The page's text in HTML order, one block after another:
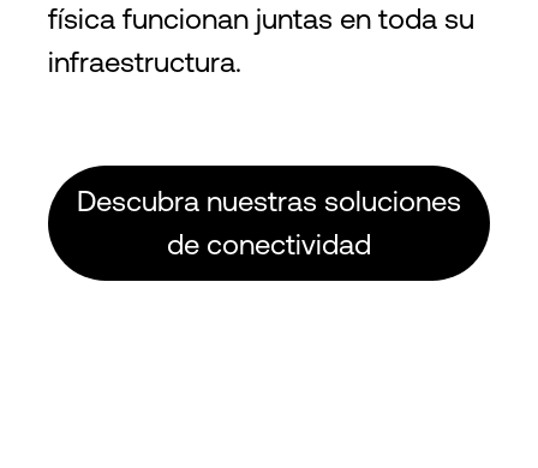
física funcionan juntas en toda su
infraestructura.
Descubra nuestras soluciones
de conectividad